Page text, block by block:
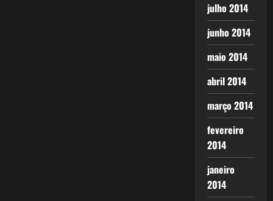
julho 2014
junho 2014
maio 2014
abril 2014
março 2014
fevereiro
2014
janeiro
2014